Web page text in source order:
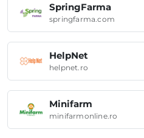
SpringFarma
springfarma.com
HelpNet
helpnet.ro
Minifarm
minifarmonline.ro